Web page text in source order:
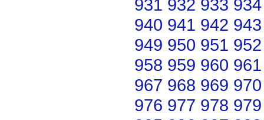
931 932 933 934
940 941 942 943
949 950 951 952
958 959 960 961
967 968 969 970
976 977 978 979